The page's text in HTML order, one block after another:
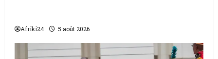
Afriki24 5 août 2026